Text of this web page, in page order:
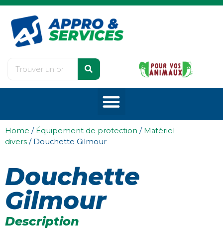
Home / Équipement de protection / Matériel
divers / Douchette Gilmour
Douchette
Gilmour
Description